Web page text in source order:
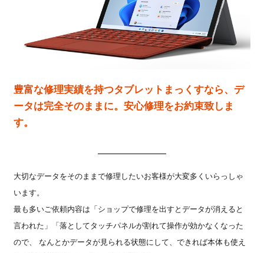
豊富な修理実績を持つタブレットまっくすなら、デ
ータは完全そのままに。安心修理をお約束致しま
す。
大切なデータをそのままで修理したいお客様が大変多くいらっしゃ
います。
最も多いご依頼内容は「ショップで修理を出すとデータが消えると
言われた」「落としてタッチパネルが割れて操作が効かなくなった
ので、 なんとかデータが見られる状態にして、できれば本体も使え